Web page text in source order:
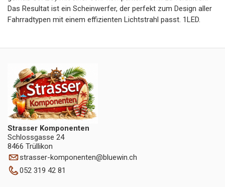
Das Resultat ist ein Scheinwerfer, der perfekt zum Design aller
Fahrradtypen mit einem effizienten Lichtstrahl passt. 1LED.
Strasser Komponenten
Schlossgasse 24
8466 Trüllikon
strasser-komponenten@bluewin.ch
052 319 42 81